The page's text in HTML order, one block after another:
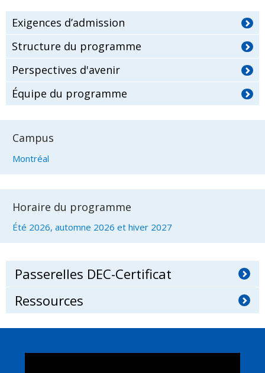
Exigences d’admission
Structure du programme
Perspectives d'avenir
Équipe du programme
Campus
Montréal
Horaire du programme
Été 2026, automne 2026 et hiver 2027
Passerelles DEC-Certificat
Ressources